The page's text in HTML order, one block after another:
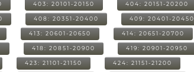
403: 20101-20150 404: 20151-20200
408: 20351-20400 409: 20401-20450
413: 20601-20650 414: 20651-20700
418: 20851-20900 419: 20901-20950
423: 21101-21150 424: 21151-21200